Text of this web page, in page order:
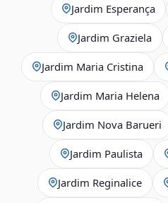
Jardim Esperança
Jardim Graziela
Jardim Maria Cristina
Jardim Maria Helena
Jardim Nova Barueri
Jardim Paulista
Jardim Reginalice